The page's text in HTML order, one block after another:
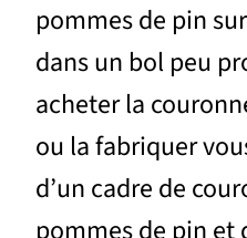
pommes de pin
dans un bol peu
acheter la
ou la fabriquer
d’un cadre de